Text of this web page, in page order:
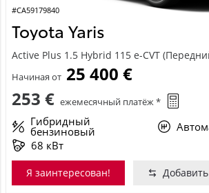
#CA59179840
Toyota Yaris
Active Plus 1.5 Hybrid 115 e-CVT
Начиная от 25 400 €
253 € ежемесячный платёж *
Гибридный
бензиновый
68 кВт
Я заинтересован!